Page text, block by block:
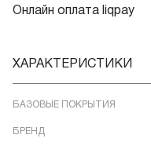
Онлайн оплата liqpay
ХАРАКТЕРИСТИКИ
БАЗОВЫЕ ПОКРЫТИЯ
БРЕНД